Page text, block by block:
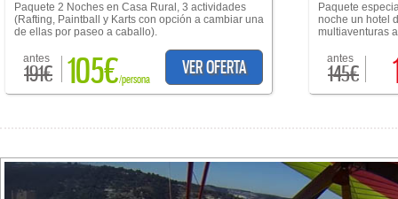
Paquete 2 Noches en Casa Rural, 3 actividades
(Rafting, Paintball y Karts con opción a cambiar una
de ellas por paseo a caballo).
antes
191€ 105€/persona
VER OFERTA
Paquete
noche un hotel
multiaventuras
antes
145€